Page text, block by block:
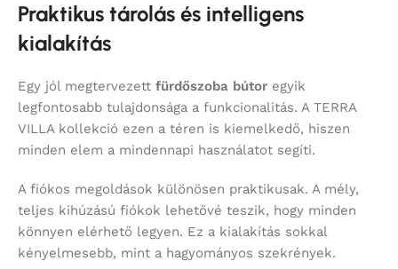
Praktikus tárolás és intelligens
kialakítás
Egy jól megtervezett fürdőszoba bútor egyik
legfontosabb tulajdonsága a funkcionalitás. A TERRA
VILLA kollekció ezen a téren is kiemelkedő, hiszen
minden elem a mindennapi használatot segíti.
A fiókos megoldások különösen praktikusak. A mély,
teljes kihúzású fiókok lehetővé teszik, hogy minden
könnyen elérhető legyen. Ez a kialakítás sokkal
kényelmesebb, mint a hagyományos szekrények.